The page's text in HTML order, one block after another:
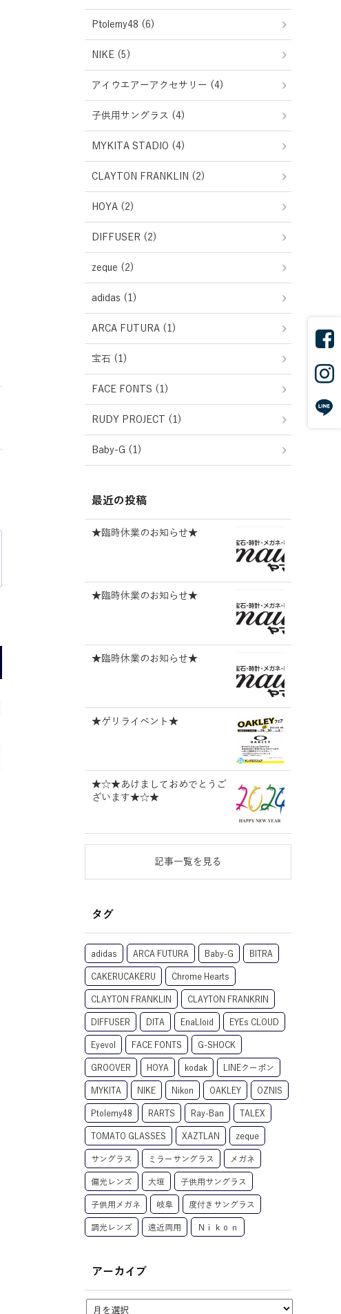
Ptolemy48 (6)
NIKE (5)
アイウエアーアクセサリー (4)
子供用サングラス (4)
MYKITA STADIO (4)
CLAYTON FRANKLIN (2)
HOYA (2)
DIFFUSER (2)
zeque (2)
adidas (1)
ARCA FUTURA (1)
宝石 (1)
FACE FONTS (1)
RUDY PROJECT (1)
Baby-G (1)
最近の投稿
★臨時休業のお知らせ★
★臨時休業のお知らせ★
★臨時休業のお知らせ★
★ゲリライベント★
★☆★あけましておめでとうご
ざいます★☆★
記事一覧を見る
タグ
adidas ARCA FUTURA Baby-G BITRA
CAKERUCAKERU Chrome Hearts
CLAYTON FRANKLIN CLAYTON FRANKRIN
DIFFUSER DITA EnaLloid EYEs CLOUD
Eyevol FACE FONTS G-SHOCK
GROOVER HOYA kodak LINEクーポン
MYKITA NIKE Nikon OAKLEY OZNIS
Ptolemy48 RARTS Ray-Ban TALEX
TOMATO GLASSES XAZTLAN zeque
サングラス ミラーサングラス メガネ
偏光レンズ 大垣 子供用サングラス
子供用メガネ 岐阜 度付きサングラス
調光レンズ 遠近両用 Ｎｉｋｏｎ
アーカイブ